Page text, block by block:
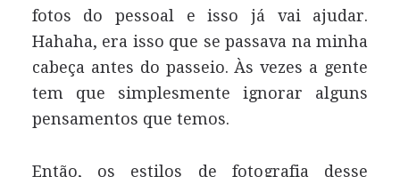
fotos do pessoal e isso já vai ajudar.
Hahaha, era isso que se passava na minha
cabeça antes do passeio. Às vezes a gente
tem que simplesmente ignorar alguns
pensamentos que temos.
Então, os estilos de fotografia desse